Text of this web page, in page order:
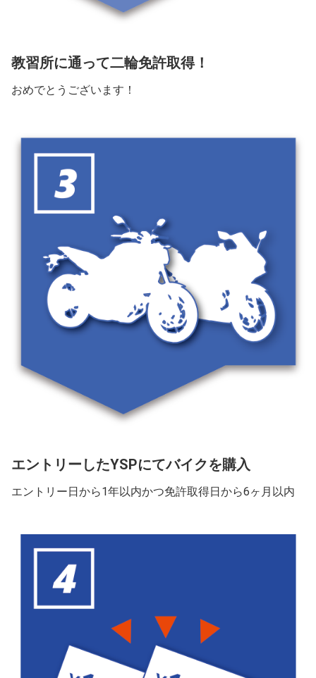
教習所に通って二輪免許取得！
おめでとうございます！
エントリーしたYSPにてバイクを購入
エントリー日から1年以内かつ免許取得日から6ヶ月以内